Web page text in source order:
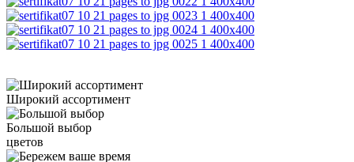
Широкий ассортимент
Большой выбор
цветов